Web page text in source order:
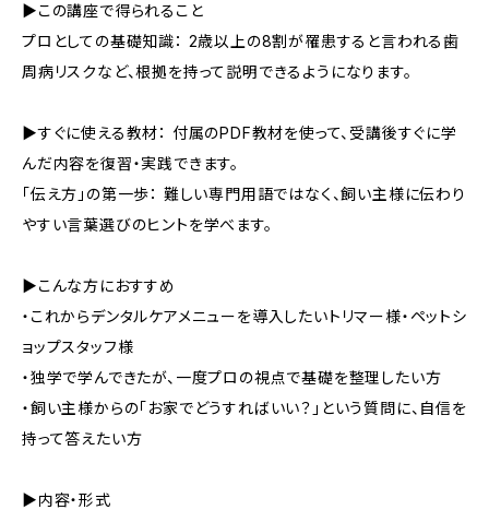
▶この講座で得られること
プロとしての基礎知識： 2歳以上の8割が罹患すると言われる歯
周病リスクなど、根拠を持って説明できるようになります。
▶すぐに使える教材： 付属のPDF教材を使って、受講後すぐに学
んだ内容を復習・実践できます。
「伝え方」の第一歩： 難しい専門用語ではなく、飼い主様に伝わり
やすい言葉選びのヒントを学べます。
▶こんな方におすすめ
・これからデンタルケアメニューを導入したいトリマー様・ペットシ
ョップスタッフ様
・独学で学んできたが、一度プロの視点で基礎を整理したい方
・飼い主様からの「お家でどうすればいい？」という質問に、自信を
持って答えたい方
▶内容・形式